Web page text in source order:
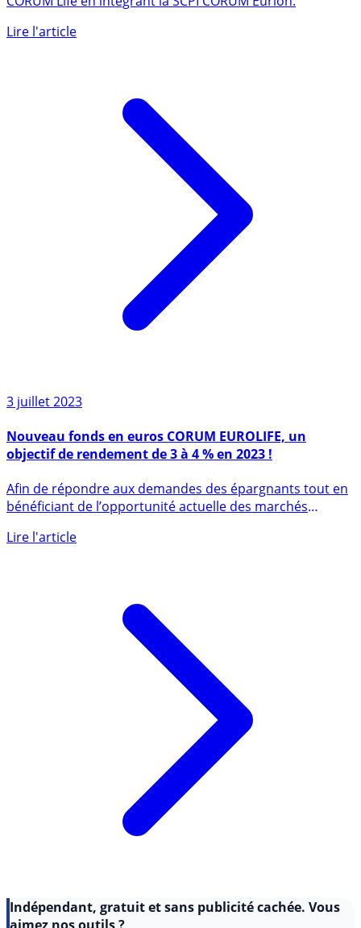
CORUM Life en intégrant la SCPI CORUM Eurion.
3 juillet 2023
objectif de rendement de 3 à 4 % en 2023 !
bénéficiant de l’opportunité actuelle des marchés